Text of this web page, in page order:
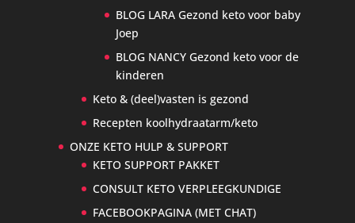
BLOG LARA Gezond keto voor baby
Joep
BLOG NANCY Gezond keto voor de
kinderen
Keto & (deel)vasten is gezond
Recepten koolhydraatarm/keto
ONZE KETO HULP & SUPPORT
KETO SUPPORT PAKKET
CONSULT KETO VERPLEEGKUNDIGE
FACEBOOKPAGINA (MET CHAT)